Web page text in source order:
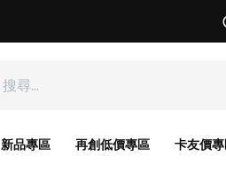
新品專區 再創低價專區 卡友價